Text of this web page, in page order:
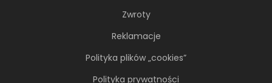
Zwroty
Reklamacje
Polityka plików „cookies”
Polityka prywatności